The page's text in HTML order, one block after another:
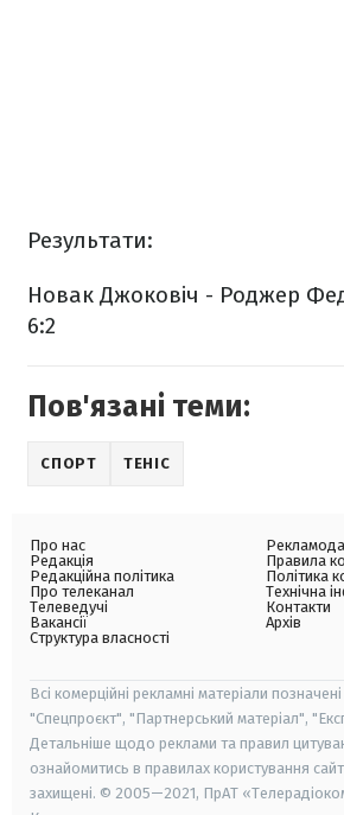
Результати:
Новак Джоковіч - Роджер
6:2
Пов'язані теми:
СПОРТ ТЕНІС
Про нас
Редакція
Редакційна політика
Про телеканал
Телеведучі
Вакансії
Структура власності
Правила
Політика
Технічна
Контакти
Архів
Всі комерційні рекламні матеріали
"Спецпроєкт", "Партнерський матеріал",
Детальніше щодо реклами та правил
ознайомитись в правилах користування
захищені. © 2005—2021, ПрАТ